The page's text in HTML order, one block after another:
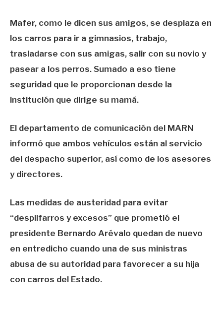
Mafer, como le dicen sus amigos, se desplaza en
los carros para ir a gimnasios, trabajo,
trasladarse con sus amigas, salir con su novio y
pasear a los perros. Sumado a eso tiene
seguridad que le proporcionan desde la
institución que dirige su mamá.
El departamento de comunicación del MARN
informó que ambos vehículos están al servicio
del despacho superior, así como de los asesores
y directores.
Las medidas de austeridad para evitar
“despilfarros y excesos” que prometió el
presidente Bernardo Arévalo quedan de nuevo
en entredicho cuando una de sus ministras
abusa de su autoridad para favorecer a su hija
con carros del Estado.